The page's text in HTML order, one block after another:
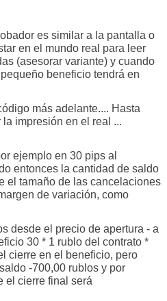
es similar a la pantalla o
en el mundo real para leer
(asesorar variante) y cuando
beneficio tendrá en
más adelante.... Hasta
impresión en el real ...
ejemplo en 30 pips al
entonces la cantidad de saldo
el tamaño de las cancelaciones
de variación, como
desde el precio de apertura - a
30 * 1 rublo del contrato *
cierre en el beneficio, pero
-700,00 rublos y por
el cierre final será